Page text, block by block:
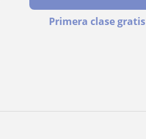
Primera clase gratis